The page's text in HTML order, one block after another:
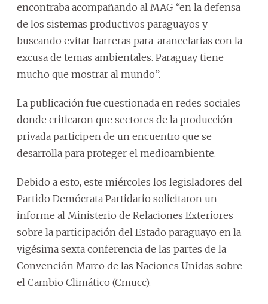
encontraba acompañando al MAG “en la defensa
de los sistemas productivos paraguayos y
buscando evitar barreras para-arancelarias con la
excusa de temas ambientales. Paraguay tiene
mucho que mostrar al mundo”.
La publicación fue cuestionada en redes sociales
donde criticaron que sectores de la producción
privada participen de un encuentro que se
desarrolla para proteger el medioambiente.
Debido a esto, este miércoles los legisladores del
Partido Demócrata Partidario solicitaron un
informe al Ministerio de Relaciones Exteriores
sobre la participación del Estado paraguayo en la
vigésima sexta conferencia de las partes de la
Convención Marco de las Naciones Unidas sobre
el Cambio Climático (Cmucc).